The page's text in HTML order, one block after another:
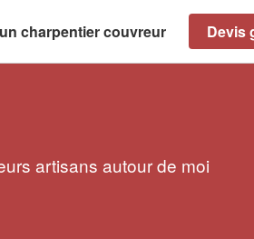
charpentier couvreur Devis
artisans autour de moi